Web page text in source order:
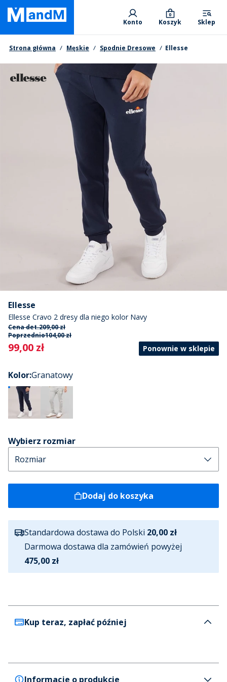
Skip
main
content
Primary departments
Konto Koszyk
0
Sklep
Nawigacja okruszkowa
Strona główna Męskie Spodnie Dresowe Ellesse
Ellesse
Ellesse Cravo 2 dresy dla niego kolor Navy
Cena det.209,00 zł
Poprzednio104,00 zł
Current
99,00 zł Ponownie w sklepie
Kolor:Granatowy
Wybierz rozmiar
Dodaj do koszyka
Standardowa dostawa do Polski 20,00 zł
Darmowa dostawa dla zamówień powyżej
475,00 zł
Kup teraz, zapłać później
Informacje o produkcie